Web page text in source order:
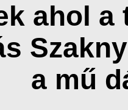
ahol a
a mű